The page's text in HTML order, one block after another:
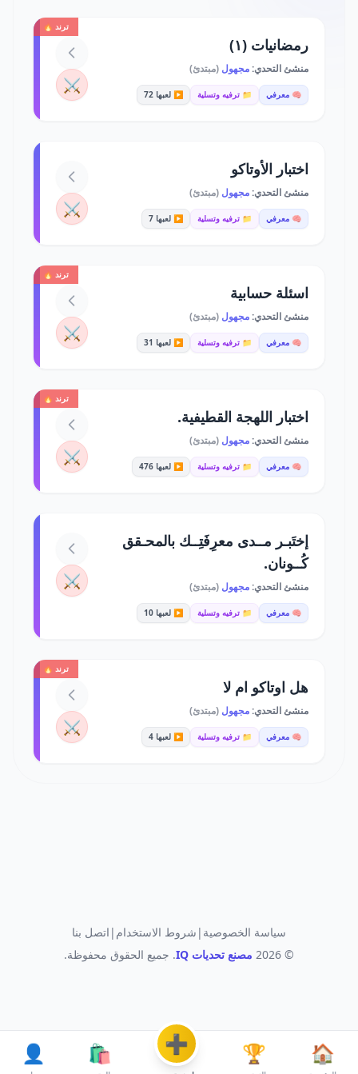
ترند 🔥
رمضانيات (١)
منشئ التحدي:مجهول (مبتدئ)
🧠 معرفي 📁 ترفيه وتسلية ▶️ لعبها 72 ⚔️
اختبار الأوتاكو
منشئ التحدي:مجهول (مبتدئ)
🧠 معرفي 📁 ترفيه وتسلية ▶️ لعبها 7 ⚔️
ترند 🔥
اسئلة حسابية
منشئ التحدي:مجهول (مبتدئ)
🧠 معرفي 📁 ترفيه وتسلية ▶️ لعبها 31 ⚔️
ترند 🔥
اختبار اللهجة القطيفية.
منشئ التحدي:مجهول (مبتدئ)
🧠 معرفي 📁 ترفيه وتسلية ▶️ لعبها 476 ⚔️
إختَبـر مــدى معرِفَتِــك بالمحـقق
كُــونان.
منشئ التحدي:مجهول (مبتدئ)
🧠 معرفي 📁 ترفيه وتسلية ▶️ لعبها 10
⚔️
ترند 🔥
هل اوتاكو ام لا
منشئ التحدي:مجهول (مبتدئ)
🧠 معرفي 📁 ترفيه وتسلية ▶️ لعبها 4 ⚔️
🏠
🏆
➕
🛍️
👤
سياسة الخصوصية | شروط الاستخدام | اتصل بنا
© 2026
مصنع تحديات IQ . جميع الحقوق محفوظة.